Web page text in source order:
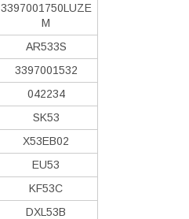
3397001750LUZE
M
AR533S
3397001532
042234
SK53
X53EB02
EU53
KF53C
DXL53B